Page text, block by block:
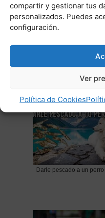
compartir y gestionar tus
personalizados. Puedes
configuración.
Ver
Política de Cookies
Darle pescado a un perro